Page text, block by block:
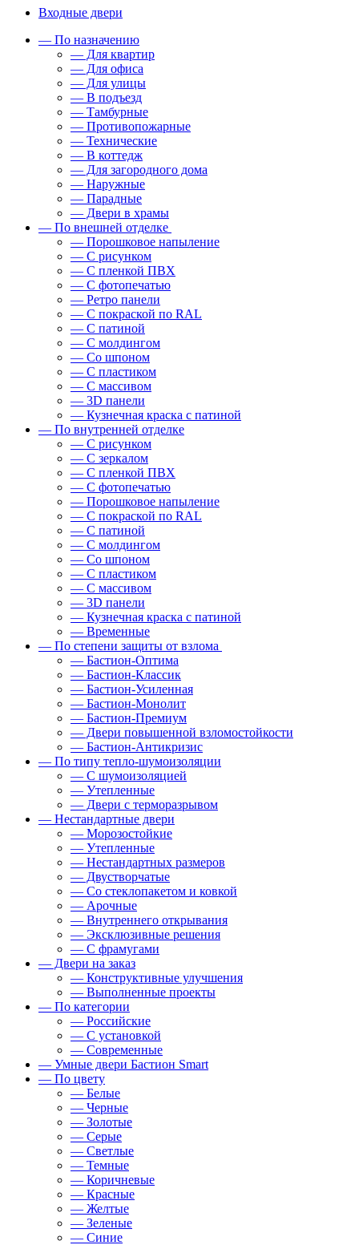
Входные двери
— По назначению
— Для квартир
— Для офиса
— Для улицы
— В подъезд
— Тамбурные
— Противопожарные
— Технические
— В коттедж
— Для загородного дома
— Наружные
— Парадные
— Двери в храмы
— По внешней отделке
— Порошковое напыление
— С рисунком
— С пленкой ПВХ
— С фотопечатью
— Ретро панели
— С покраской по RAL
— С патиной
— С молдингом
— Со шпоном
— С пластиком
— С массивом
— 3D панели
— Кузнечная краска с патиной
— По внутренней отделке
— С рисунком
— С зеркалом
— С пленкой ПВХ
— С фотопечатью
— Порошковое напыление
— С покраской по RAL
— С патиной
— С молдингом
— Со шпоном
— С пластиком
— С массивом
— 3D панели
— Кузнечная краска с патиной
— Временные
— По степени защиты от взлома
— Бастион-Оптима
— Бастион-Классик
— Бастион-Усиленная
— Бастион-Монолит
— Бастион-Премиум
— Двери повышенной взломостойкости
— Бастион-Антикризис
— По типу тепло-шумоизоляции
— С шумоизоляцией
— Утепленные
— Двери с терморазрывом
— Нестандартные двери
— Морозостойкие
— Утепленные
— Нестандартных размеров
— Двустворчатые
— Со стеклопакетом и ковкой
— Арочные
— Внутреннего открывания
— Эксклюзивные решения
— С фрамугами
— Двери на заказ
— Конструктивные улучшения
— Выполненные проекты
— По категории
— Российские
— С установкой
— Современные
— Умные двери Бастион Smart
— По цвету
— Белые
— Черные
— Золотые
— Серые
— Светлые
— Темные
— Коричневые
— Красные
— Желтые
— Зеленые
— Синие